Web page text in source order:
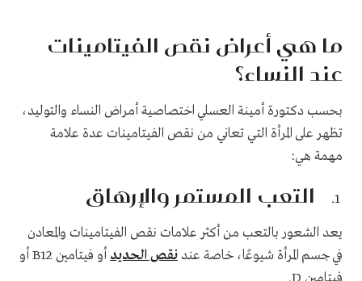
ما هي أعراض نقص الفيتامينات
عند النساء؟
بحسب دكتورة أمينة العسلي اختصاصية أمراض النساء والتوليد،
تظهر على المرأة التي تعاني من نقص الفيتامينات عدة علامة
مهمة هي:
التعب المستمر والإرهاق
يعد الشعور بالتعب من أكثر علامات نقص الفيتامينات والمعادن
في جسم المرأة شيوعًا، خاصة عند نقص الحديد
أو فيتامين B12 أو